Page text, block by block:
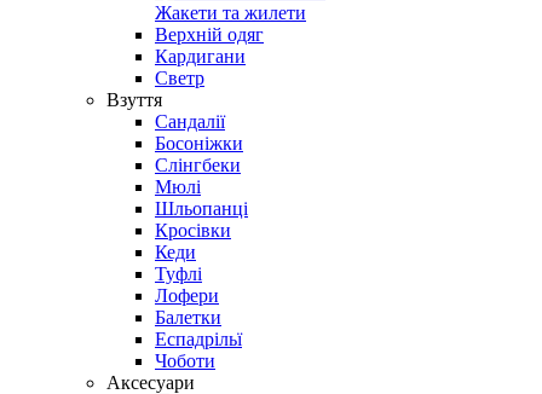
Жакети та жилети
Верхній одяг
Кардигани
Светр
Взуття
Сандалії
Босоніжки
Слінгбеки
Мюлі
Шльопанці
Кросівки
Кеди
Туфлі
Лофери
Балетки
Еспадрільї
Чоботи
Аксесуари